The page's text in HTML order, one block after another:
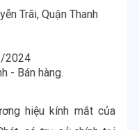
Trãi, Quận Thanh
2024
- Bán hàng.
hiệu kính mắt của